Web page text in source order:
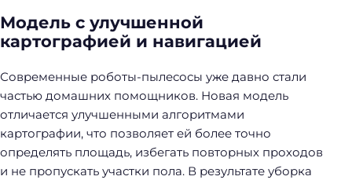
Модель с улучшенной
картографией и навигацией
Современные роботы-пылесосы уже давно стали
частью домашних помощников. Новая модель
отличается улучшенными алгоритмами
картографии, что позволяет ей более точно
определять площадь, избегать повторных проходов
и не пропускать участки пола. В результате уборка